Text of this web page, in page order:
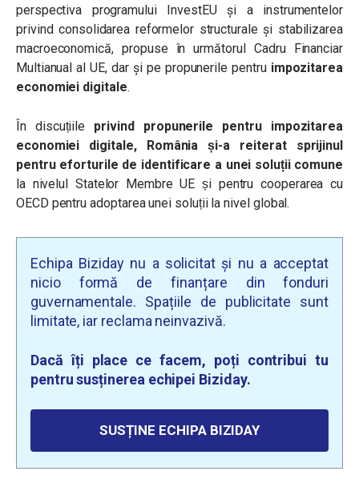
perspectiva programului InvestEU și a instrumentelor
privind consolidarea reformelor structurale și stabilizarea
macroeconomică, propuse în următorul Cadru Financiar
Multianual al UE, dar și pe propunerile pentru impozitarea
economiei digitale.
În discuțiile privind propunerile pentru impozitarea
economiei digitale, România și-a reiterat sprijinul
pentru eforturile de identificare a unei soluții comune
la nivelul Statelor Membre UE și pentru cooperarea cu
OECD pentru adoptarea unei soluții la nivel global.
Echipa Biziday nu a solicitat și nu a acceptat
nicio formă de finanțare din fonduri
guvernamentale. Spațiile de publicitate sunt
limitate, iar reclama neinvazivă.
Dacă îți place ce facem, poți contribui tu
pentru susținerea echipei Biziday.
SUSȚINE ECHIPA BIZIDAY